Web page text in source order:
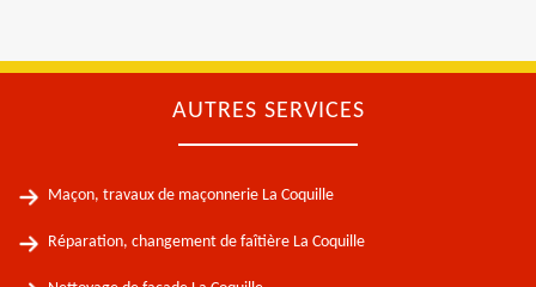
AUTRES SERVICES
Maçon, travaux de maçonnerie La Coquille
Réparation, changement de faîtière La Coquille